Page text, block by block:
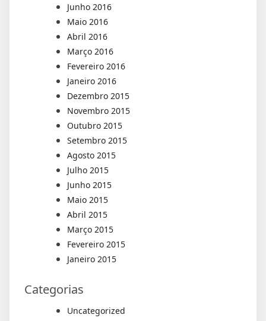
Junho 2016
Maio 2016
Abril 2016
Março 2016
Fevereiro 2016
Janeiro 2016
Dezembro 2015
Novembro 2015
Outubro 2015
Setembro 2015
Agosto 2015
Julho 2015
Junho 2015
Maio 2015
Abril 2015
Março 2015
Fevereiro 2015
Janeiro 2015
Categorias
Uncategorized